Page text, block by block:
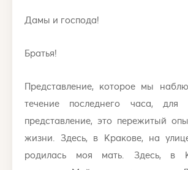
Дамы и господа!
Братья!
Представление, которое мы
течение последнего часа,
представление, это пережитый
жизни. Здесь, в Кракове, на
родилась моя мать. Здесь, в